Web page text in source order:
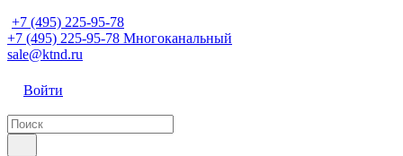
+7 (495) 225-95-78
+7 (495) 225-95-78 Многоканальный
sale@ktnd.ru
Войти